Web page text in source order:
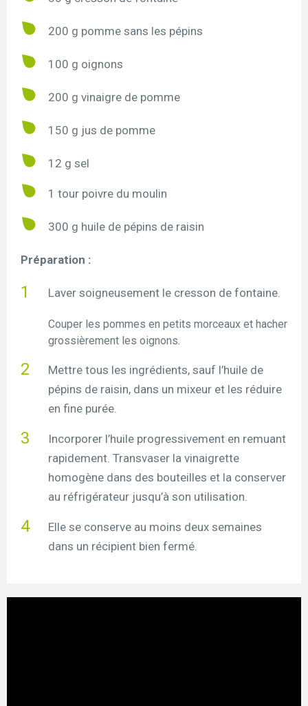
200 g pomme sans les pépins
100 g oignons
200 g vinaigre de pomme
150 g jus de pomme
12 g sel
1 tour poivre du moulin
300 g huile de pépins de raisin
Préparation :
Laver soigneusement le cresson de fontaine.
Couper les pommes en petits morceaux et hacher
grossièrement les oignons.
Mettre tous les ingrédients, sauf l’huile de
pépins de raisin, dans un mixeur et les réduire
en fine purée.
Incorporer l’huile progressivement en remuant
rapidement. Transvaser la vinaigrette
homogène dans des bouteilles et la conserver
au réfrigérateur jusqu’à son utilisation.
Elle se conserve au moins deux semaines
dans un récipient bien fermé.